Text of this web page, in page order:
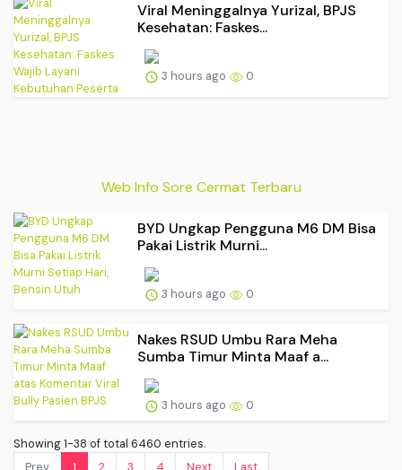
Viral Meninggalnya Yurizal, BPJS
Kesehatan: Faskes...
3 hours ago 0
Web Info Sore Cermat Terbaru
BYD Ungkap Pengguna M6 DM Bisa
Pakai Listrik Murni...
3 hours ago 0
Nakes RSUD Umbu Rara Meha
Sumba Timur Minta Maaf a...
3 hours ago 0
Showing 1-38 of total 6460 entries.